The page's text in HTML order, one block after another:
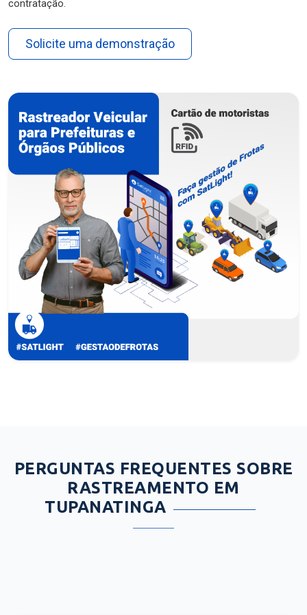
contratação.
Solicite uma demonstração
PERGUNTAS FREQUENTES SOBRE
RASTREAMENTO EM
TUPANATINGA